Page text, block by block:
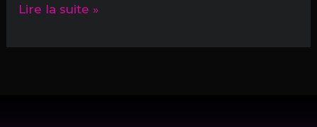
Lecture
Lire la suite »